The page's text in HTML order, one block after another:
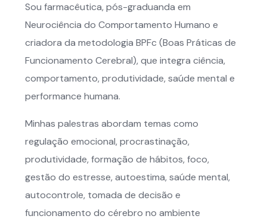
Sou farmacêutica, pós-graduanda em
Neurociência do Comportamento Humano e
criadora da metodologia BPFc (Boas Práticas de
Funcionamento Cerebral), que integra ciência,
comportamento, produtividade, saúde mental e
performance humana.
Minhas palestras abordam temas como
regulação emocional, procrastinação,
produtividade, formação de hábitos, foco,
gestão do estresse, autoestima, saúde mental,
autocontrole, tomada de decisão e
funcionamento do cérebro no ambiente